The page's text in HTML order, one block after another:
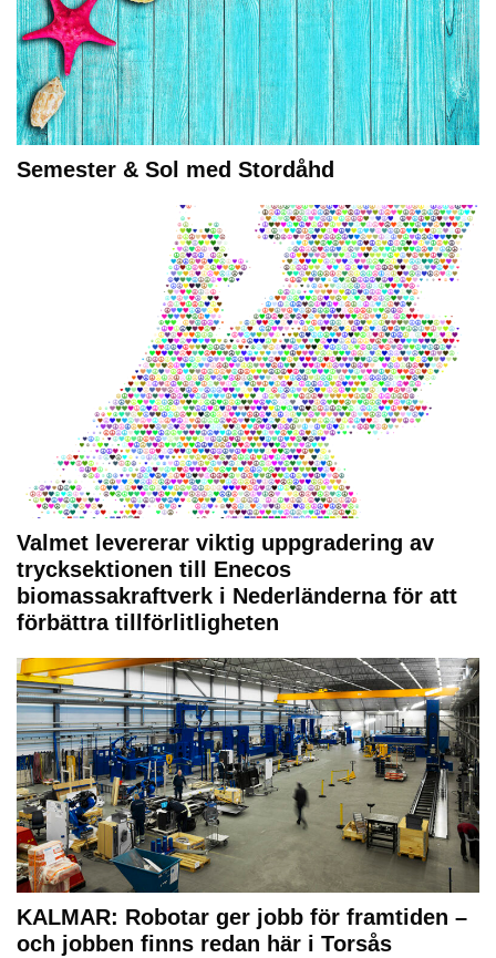
Semester & Sol med Stordåhd
Valmet levererar viktig uppgradering av
trycksektionen till Enecos
biomassakraftverk i Nederländerna för att
förbättra tillförlitligheten
KALMAR: Robotar ger jobb för framtiden –
och jobben finns redan här i Torsås